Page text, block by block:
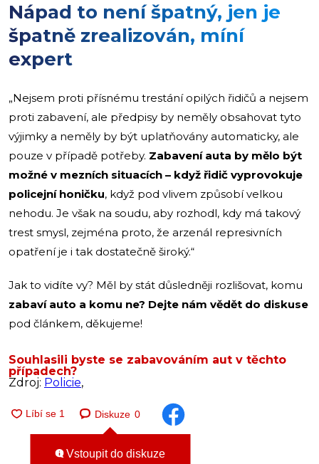
Nápad to není špatný, jen je
špatně zrealizován, míní
expert
„Nejsem proti přísnému trestání opilých řidičů a nejsem
proti zabavení, ale předpisy by neměly obsahovat tyto
výjimky a neměly by být uplatňovány automaticky, ale
pouze v případě potřeby. Zabavení auta by mělo být
možné v mezních situacích – když řidič vyprovokuje
policejní honičku, když pod vlivem způsobí velkou
nehodu. Je však na soudu, aby rozhodl, kdy má takový
trest smysl, zejména proto, že arzenál represivních
opatření je i tak dostatečně široký.“
Jak to vidíte vy? Měl by stát důsledněji rozlišovat, komu
zabaví auto a komu ne? Dejte nám vědět do diskuse
pod článkem, děkujeme!
Souhlasili byste se zabavováním aut v těchto
případech?
Zdroj: Policie,
Diskuze 0
Vstoupit do diskuze